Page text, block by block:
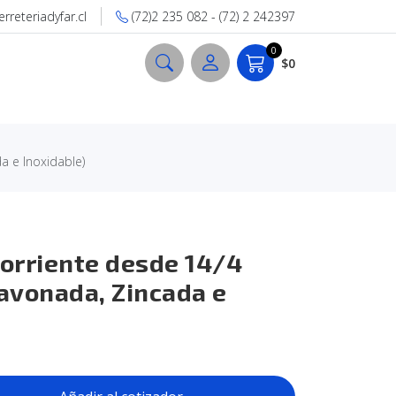
(72)2 235 082 - (72) 2 242397
0
$0
e Inoxidable)
desde 14/4
Zincada e